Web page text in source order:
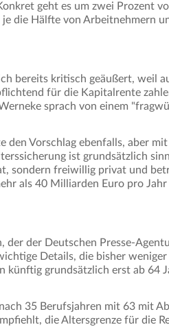
geht es um zwei Prozent
die Hälfte von Arbeitnehmern
bereits kritisch geäußert, weil
für die Kapitalrente
sprach von einem
Vorschlag ebenfalls, aber
ist grundsätzlich
sondern freiwillig privat und
als 40 Milliarden Euro pro
der der Deutschen Presse-
Details, die bisher
künftig grundsätzlich erst ab 64
35 Berufsjahren mit 63 mit
die Altersgrenze für die